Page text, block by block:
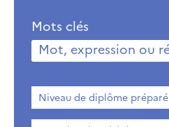
Mots clés
Niveau
de
diplome
Niveau de diplôme préparé